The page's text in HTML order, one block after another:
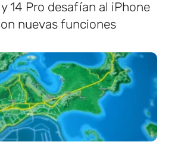
14 Pro desafían al iPhone
nuevas funciones